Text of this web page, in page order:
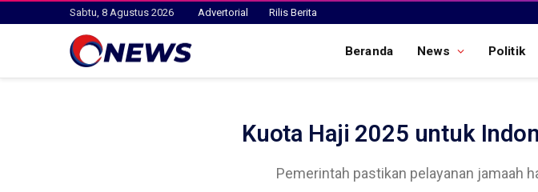
Sabtu, 8 Agustus 2026 Advertorial Rilis Berita
Beranda News Politik
Kuota Haji 2025 untuk
Pemerintah pastikan pelayanan jamaah